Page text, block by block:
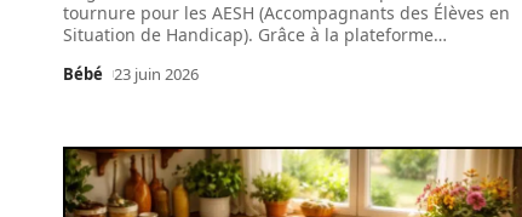
tournure pour les AESH (Accompagnants des Élèves en
Situation de Handicap). Grâce à la plateforme…
Bébé 23 juin 2026